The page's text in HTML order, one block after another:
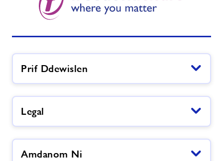
Prif Ddewislen
Legal
Amdanom Ni